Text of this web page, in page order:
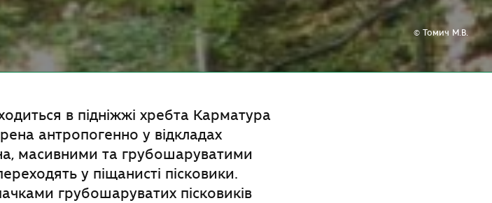
© Томич М.В.
в підніжжі хребта Карматура
антропогенно у відкладах
масивними та грубошаруватими
у піщанисті пісковики.
грубошаруватих пісковиків